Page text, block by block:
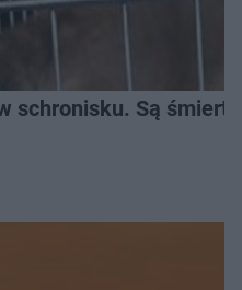
schronisku. Są